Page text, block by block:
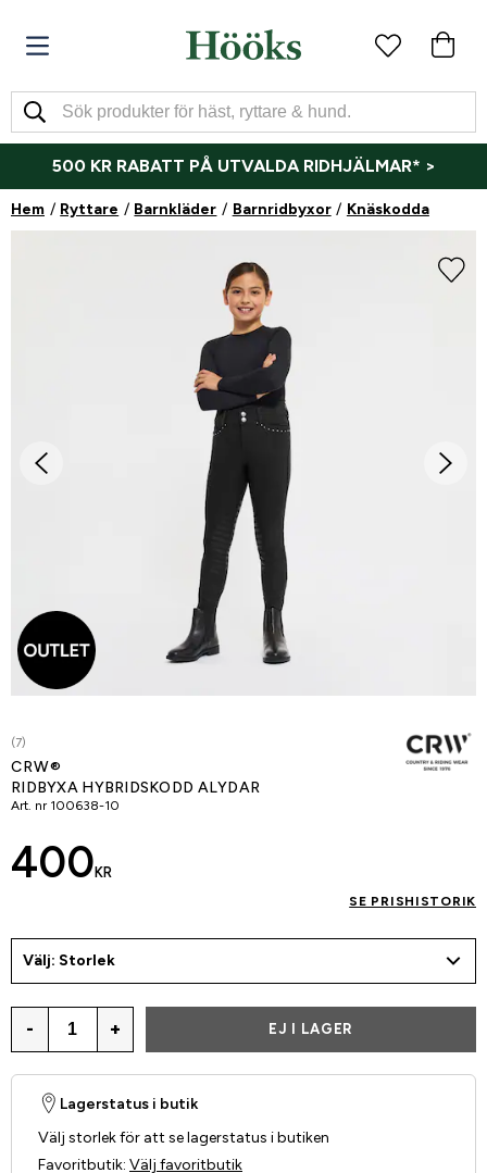
500 KR RABATT PÅ UTVALDA RIDHJÄLMAR* >
Hem Ryttare Barnkläder Barnridbyxor Knäskodda
(7)
CRW®
RIDBYXA HYBRIDSKODD ALYDAR
Art. nr 100638-10
400 KR
SE PRISHISTORIK
Välj: Storlek
- + EJ I LAGER
Lagerstatus i butik
Välj storlek för att se lagerstatus i butiken
Favoritbutik: Välj favoritbutik